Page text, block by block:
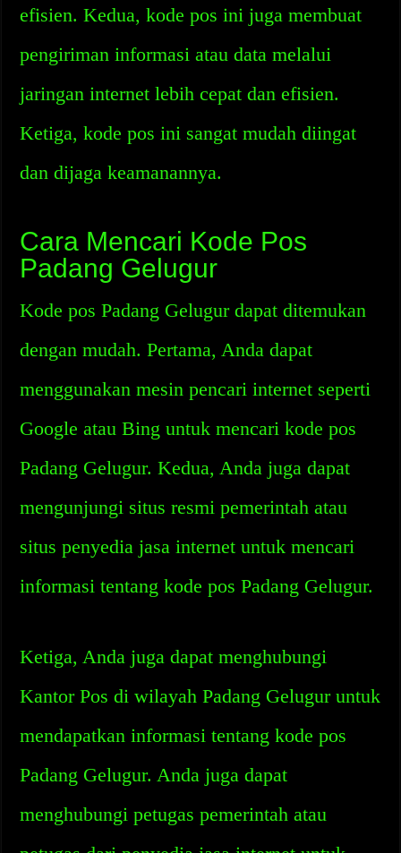
efisien. Kedua, kode pos ini juga membuat
pengiriman informasi atau data melalui
jaringan internet lebih cepat dan efisien.
Ketiga, kode pos ini sangat mudah diingat
dan dijaga keamanannya.
Cara Mencari Kode Pos
Padang Gelugur
Kode pos Padang Gelugur dapat ditemukan
dengan mudah. Pertama, Anda dapat
menggunakan mesin pencari internet seperti
Google atau Bing untuk mencari kode pos
Padang Gelugur. Kedua, Anda juga dapat
mengunjungi situs resmi pemerintah atau
situs penyedia jasa internet untuk mencari
informasi tentang kode pos Padang Gelugur.
Ketiga, Anda juga dapat menghubungi
Kantor Pos di wilayah Padang Gelugur untuk
mendapatkan informasi tentang kode pos
Padang Gelugur. Anda juga dapat
menghubungi petugas pemerintah atau